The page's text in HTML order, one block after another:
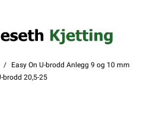
Easy On U-brodd Anlegg 9 og 10 mm
brodd 20,5-25